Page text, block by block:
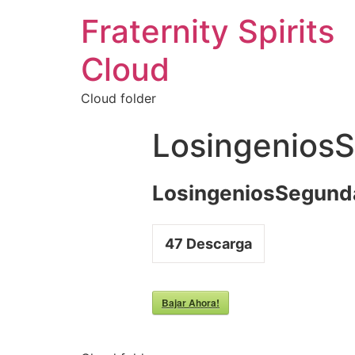
Fraternity Spirits
Cloud
Cloud folder
47 Descarga
Bajar Ahora!